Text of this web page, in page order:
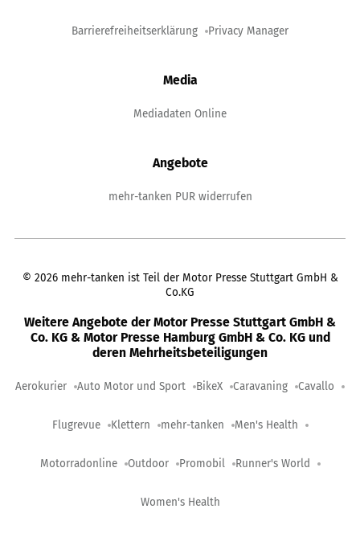
Barrierefreiheitserklärung Privacy Manager
Media
Mediadaten Online
Angebote
mehr-tanken PUR widerrufen
© 2026 mehr-tanken ist Teil der Motor Presse Stuttgart GmbH &
Co.KG
Weitere Angebote der Motor Presse Stuttgart GmbH &
Co. KG & Motor Presse Hamburg GmbH & Co. KG und
deren Mehrheitsbeteiligungen
Aerokurier Auto Motor und Sport BikeX Caravaning Cavallo
Flugrevue Klettern mehr-tanken Men's Health
Motorradonline Outdoor Promobil Runner's World
Women's Health